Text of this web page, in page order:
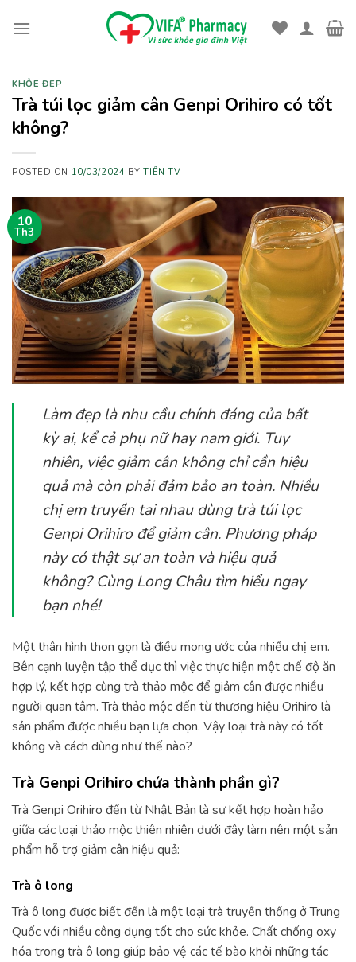
KHỎE ĐẸP
Trà túi lọc giảm cân Genpi Orihiro có tốt
không?
POSTED ON 10/03/2024 BYTIÊN TV
10
Th3
Làm đẹp là nhu cầu chính đáng của bất
kỳ ai, kể cả phụ nữ hay nam giới. Tuy
nhiên, việc giảm cân không chỉ cần hiệu
quả mà còn phải đảm bảo an toàn. Nhiều
chị em truyền tai nhau dùng trà túi lọc
Genpi Orihiro để giảm cân. Phương pháp
này có thật sự an toàn và hiệu quả
không? Cùng Long Châu tìm hiểu ngay
bạn nhé!
Một thân hình thon gọn là điều mong ước của nhiều chị em.
Bên cạnh luyện tập thể dục thì việc thực hiện một chế độ ăn
hợp lý, kết hợp cùng trà thảo mộc để giảm cân được nhiều
người quan tâm. Trà thảo mộc đến từ thương hiệu Orihiro là
sản phẩm được nhiều bạn lựa chọn. Vậy loại trà này có tốt
không và cách dùng như thế nào?
Trà Genpi Orihiro chứa thành phần gì?
Trà Genpi Orihiro đến từ Nhật Bản là sự kết hợp hoàn hảo
giữa các loại thảo mộc thiên nhiên dưới đây làm nên một sản
phẩm hỗ trợ giảm cân hiệu quả:
Trà ô long
Trà ô long được biết đến là một loại trà truyền thống ở Trung
Quốc với nhiều công dụng tốt cho sức khỏe. Chất chống oxy
hóa trong trà ô long giúp bảo vệ các tế bào khỏi những tác